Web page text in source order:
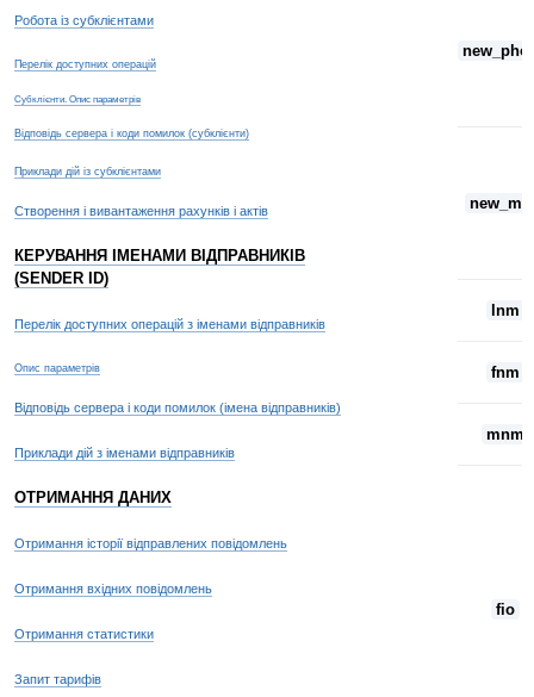
Робота із субклієнтами
Перелік доступних операцій
Субклієнти. Опис параметрів
Відповідь сервера і коди помилок (субклієнти)
Приклади дій із субклієнтами
Створення і вивантаження рахунків і актів
КЕРУВАННЯ ІМЕНАМИ ВІДПРАВНИКІВ
(SENDER ID)
Перелік доступних операцій з іменами відправників
Опис параметрів
Відповідь сервера і коди помилок (імена відправників)
Приклади дій з іменами відправників
ОТРИМАННЯ ДАНИХ
Отримання історії відправлених повідомлень
Отримання вхідних повідомлень
Отримання статистики
Запит тарифів
lnm
fnm
mnm
fio